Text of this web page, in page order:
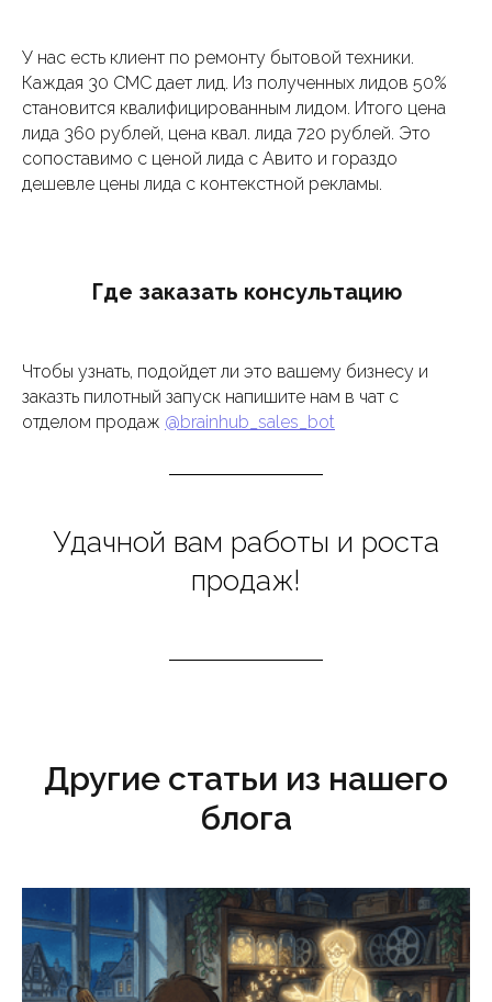
У нас есть клиент по ремонту бытовой техники.
Каждая 30 СМС дает лид. Из полученных лидов 50%
становится квалифицированным лидом. Итого цена
лида 360 рублей, цена квал. лида 720 рублей. Это
сопоставимо с ценой лида с Авито и гораздо
дешевле цены лида с контекстной рекламы.
Где заказать консультацию
Чтобы узнать, подойдет ли это вашему бизнесу и
заказть пилотный запуск напишите нам в чат с
отделом продаж @brainhub_sales_bot
Удачной вам работы и роста
продаж!
Другие статьи из нашего
блога